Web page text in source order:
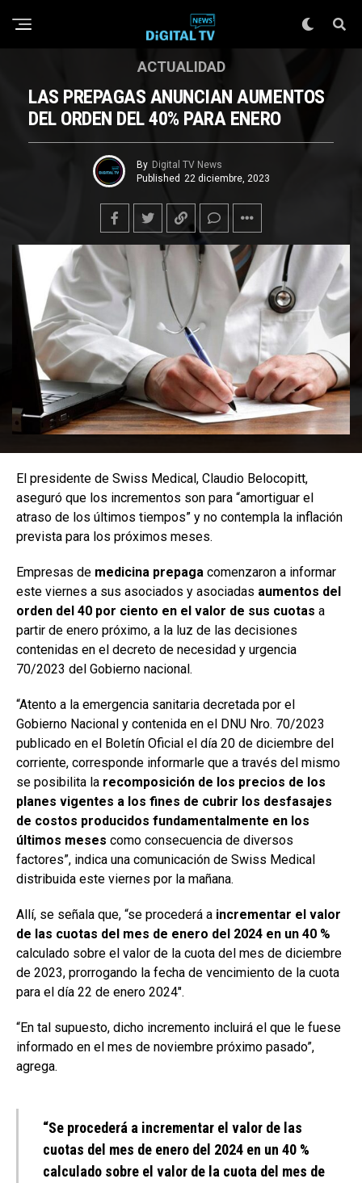
ACTUALIDAD
LAS PREPAGAS ANUNCIAN AUMENTOS
DEL ORDEN DEL 40% PARA ENERO
By Digital TV News
Published 22 diciembre, 2023
El presidente de Swiss Medical, Claudio Belocopitt,
aseguró que los incrementos son para “amortiguar el
atraso de los últimos tiempos” y no contempla la inflación
prevista para los próximos meses.
Empresas de medicina prepaga comenzaron a informar
este viernes a sus asociados y asociadas aumentos del
orden del 40 por ciento en el valor de sus cuotas a
partir de enero próximo, a la luz de las decisiones
contenidas en el decreto de necesidad y urgencia
70/2023 del Gobierno nacional.
“Atento a la emergencia sanitaria decretada por el
Gobierno Nacional y contenida en el DNU Nro. 70/2023
publicado en el Boletín Oficial el día 20 de diciembre del
corriente, corresponde informarle que a través del mismo
se posibilita la recomposición de los precios de los
planes vigentes a los fines de cubrir los desfasajes
de costos producidos fundamentalmente en los
últimos meses como consecuencia de diversos
factores”, indica una comunicación de Swiss Medical
distribuida este viernes por la mañana.
Allí, se señala que, “se procederá a incrementar el valor
de las cuotas del mes de enero del 2024 en un 40 %
calculado sobre el valor de la cuota del mes de diciembre
de 2023, prorrogando la fecha de vencimiento de la cuota
para el día 22 de enero 2024″.
“En tal supuesto, dicho incremento incluirá el que le fuese
informado en el mes de noviembre próximo pasado”,
agrega.
“Se procederá a incrementar el valor de las
cuotas del mes de enero del 2024 en un 40 %
calculado sobre el valor de la cuota del mes de